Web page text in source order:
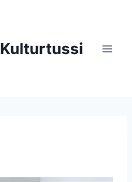
Kulturtussi